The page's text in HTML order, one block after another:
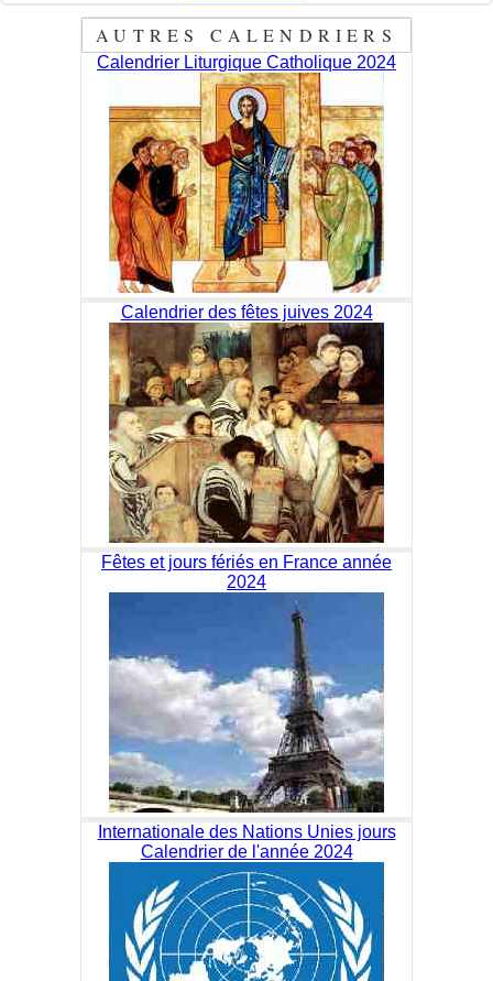
AUTRES CALENDRIERS
Calendrier Liturgique Catholique 2024
Calendrier des fêtes juives 2024
Fêtes et jours fériés en France année
2024
Internationale des Nations Unies jours
Calendrier de l'année 2024